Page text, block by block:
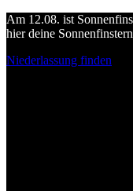
Am 12.08. ist
hier deine
Niederlassung finden